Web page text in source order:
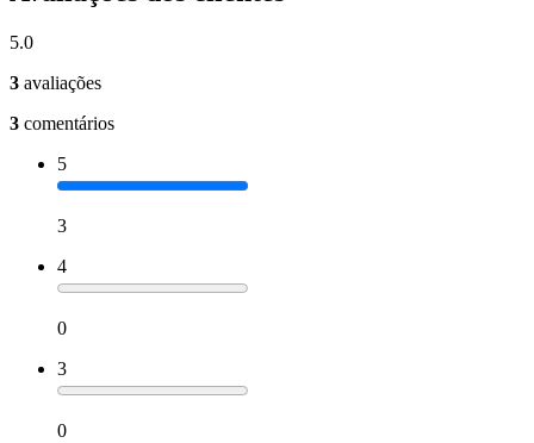
5.0
3 avaliações
3 comentários
5
3
4
0
3
0